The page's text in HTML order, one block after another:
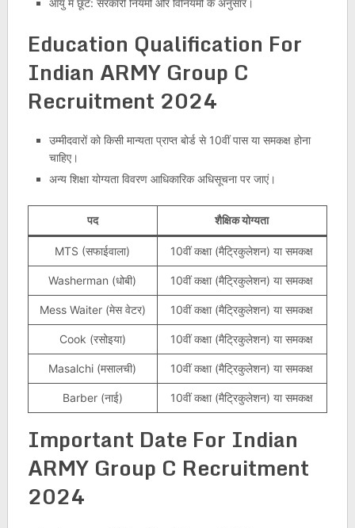
आयु में छूट: सरकारी नियमों और विनियमों के अनुसार।
Education Qualification For
Indian ARMY Group C
Recruitment 2024
उम्मीदवारों को किसी मान्यता प्राप्त बोर्ड से 10वीं पास या समकक्ष होना
चाहिए।
अन्य शिक्षा योग्यता विवरण आधिकारिक अधिसूचना पर जाएं।
पद शैक्षिक योग्यता
MTS (सफाईवाला) 10वीं कक्षा (मैट्रिकुलेशन) या समकक्ष
Washerman (धोबी) 10वीं कक्षा (मैट्रिकुलेशन) या समकक्ष
Mess Waiter (मेस वेटर) 10वीं कक्षा (मैट्रिकुलेशन) या समकक्ष
Cook (रसोइया) 10वीं कक्षा (मैट्रिकुलेशन) या समकक्ष
Masalchi (मसालची) 10वीं कक्षा (मैट्रिकुलेशन) या समकक्ष
Barber (नाई) 10वीं कक्षा (मैट्रिकुलेशन) या समकक्ष
Important Date For Indian
ARMY Group C Recruitment
2024